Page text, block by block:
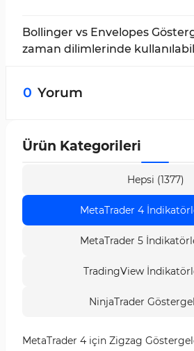
alım ve satım sinyalleri
Bands ve Envelopes’u
Bollinger vs Envelopes
zaman dilimlerinde
sinyaller sunarken, yüksek
0 Yorum
Ürün Kategorileri
Hepsi (1377)
MetaTrader 4
MetaTrader 5
TradingView
NinjaTrader
MetaTrader 4 için Zigzag